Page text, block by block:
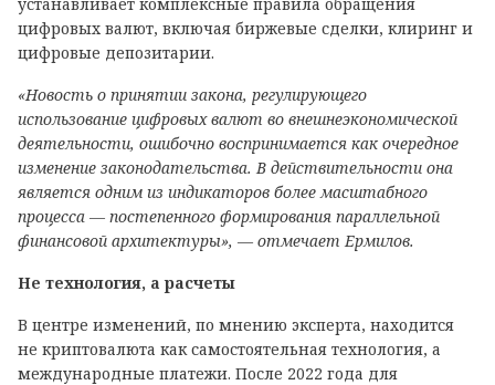
цифровых валют, включая биржевые сделки, клиринг и
цифровые депозитарии.
«Новость о принятии закона, регулирующего
использование цифровых валют во внешнеэкономической
деятельности, ошибочно воспринимается как очередное
изменение законодательства. В действительности она
является одним из индикаторов более масштабного
процесса — постепенного формирования параллельной
финансовой архитектуры», — отмечает Ермилов.
Не технология, а расчеты
В центре изменений, по мнению эксперта, находится
не криптовалюта как самостоятельная технология, а
международные платежи. После 2022 года для